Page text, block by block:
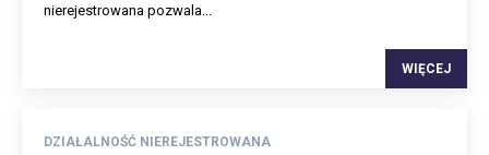
nierejestrowana pozwala...
WIĘCEJ
DZIAŁALNOŚĆ NIEREJESTROWANA